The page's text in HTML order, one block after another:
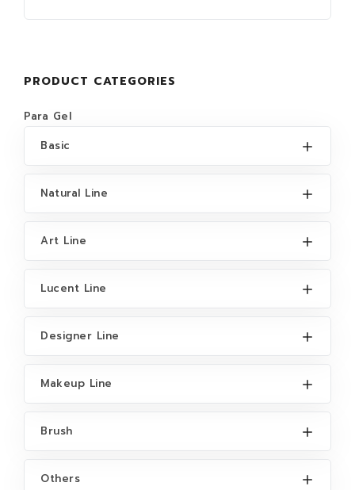
PRODUCT CATEGORIES
Para Gel
Basic
Natural Line
Art Line
Lucent Line
Designer Line
Makeup Line
Brush
Others